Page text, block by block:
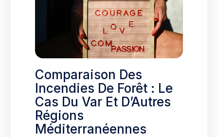
Comparaison Des
Incendies De Forêt : Le
Cas Du Var Et D’Autres
Régions
Méditerranéennes